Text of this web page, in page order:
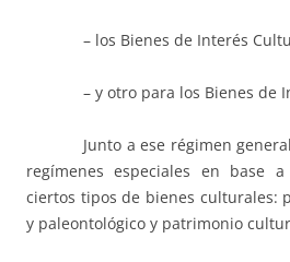
– los Bienes de Interés
– y otro para los Bienes de
Junto a ese régimen
regímenes especiales en base
ciertos tipos de bienes culturales:
y paleontológico y patrimonio